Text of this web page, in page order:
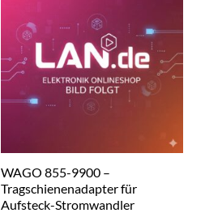
WAGO 855-9900 –
Tragschienenadapter für
Aufsteck-Stromwandler